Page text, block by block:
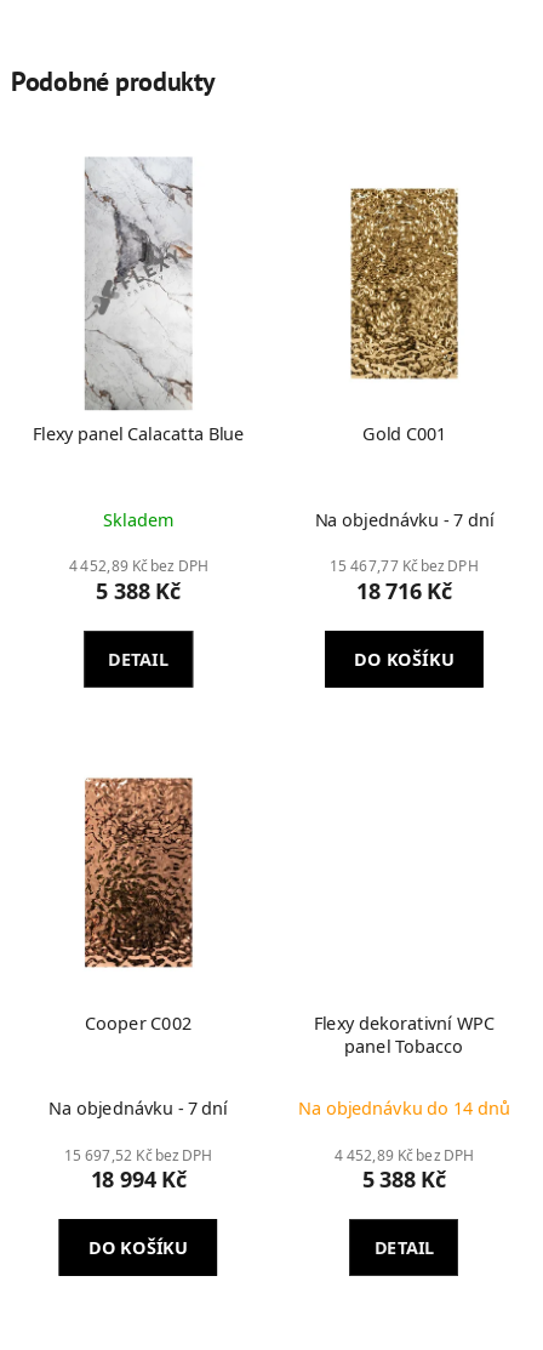
Podobné produkty
Flexy panel Calacatta Blue
Skladem
4 452,89 Kč bez DPH
5 388 Kč
DETAIL
Gold C001
Na objednávku - 7 dní
15 467,77 Kč bez DPH
18 716 Kč
DO KOŠÍKU
Cooper C002
Na objednávku - 7 dní
15 697,52 Kč bez DPH
18 994 Kč
DO KOŠÍKU
Flexy dekorativní WPC
panel Tobacco
Na objednávku do 14 dnů
4 452,89 Kč bez DPH
5 388 Kč
DETAIL